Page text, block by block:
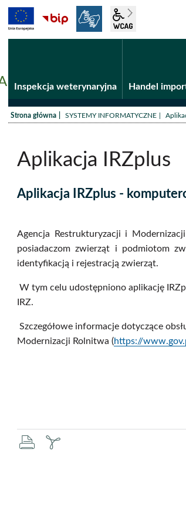
Fundusze unijne
BiP
Inspekcja weterynaryjna Handel
Strona główna /SYSTEMY INFORMATYCZNE /
Aplikacja IRZplus
Aplikacja IRZplus -
Agencja Restrukturyzacji i
posiadaczom zwierząt i podmiotom
identyfikacją i rejestracją zwierząt.
W tym celu udostępniono aplikację
IRZ.
Szczegółowe informacje dotyczące
Modernizacji Rolnitwa (https://
drukujzapisz